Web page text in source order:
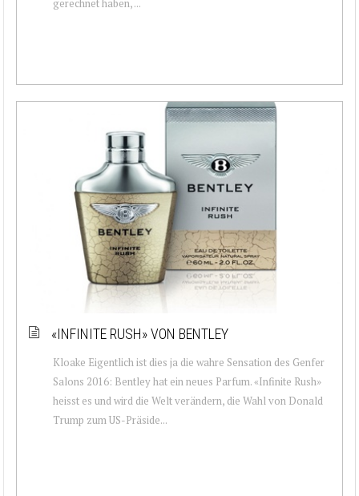
gerechnet haben, ...
«INFINITE RUSH» VON BENTLEY
Kloake Eigentlich ist dies ja die wahre Sensation des Genfer
Salons 2016: Bentley hat ein neues Parfum. «Infinite Rush»
heisst es und wird die Welt verändern, die Wahl von Donald
Trump zum US-Präside...